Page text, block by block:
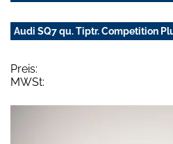
Audi SQ7 qu. Tiptr. Competition
Preis:
MWSt: